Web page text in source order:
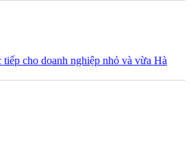
tiếp cho doanh nghiệp nhỏ và vừa Hà